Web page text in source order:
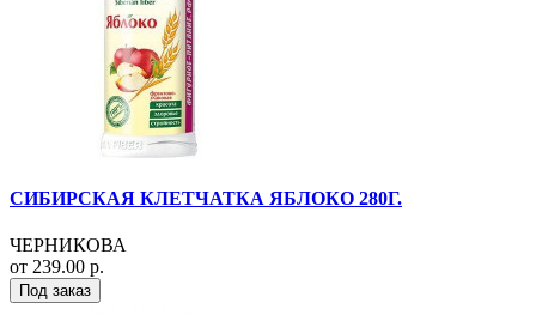
СИБИРСКАЯ КЛЕТЧАТКА ЯБЛОКО 280Г.
ЧЕРНИКОВА
от 239.00 р.
Под заказ